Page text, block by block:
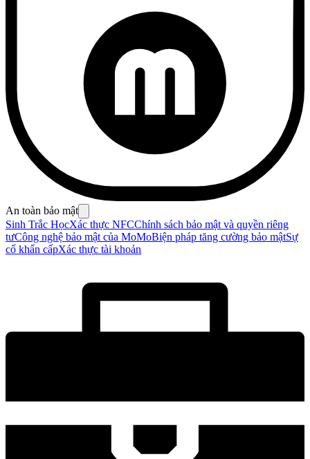
An toàn bảo mật
Sinh Trắc HọcXác thực NFCChính sách bảo mật và quyền riêng
tưCông nghệ bảo mật của MoMoBiện pháp tăng cường bảo mậtSự
cố khẩn cấpXác thực tài khoản